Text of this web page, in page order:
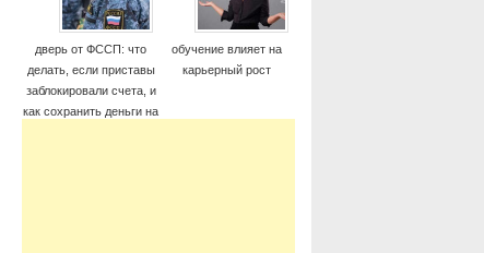
дверь от ФССП: что
делать, если приставы
заблокировали счета, и
как сохранить деньги на
обучение влияет на
карьерный рост